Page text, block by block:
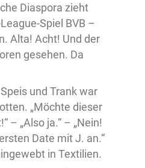
Diaspora zieht
Spiel BVB –
Alta! Acht! Und der
gesehen. Da
und Trank war
„Möchte dieser
– „Also ja.“ – „Nein!
Date mit J. an.“
in Textilien.